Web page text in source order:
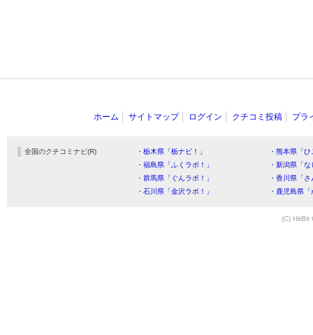
ホーム サイトマップ ログイン クチコミ投稿 プラ
全国のクチコミナビ(R) ・栃木県「栃ナビ！」
・熊本県「
・福島県「ふくラボ！」
・新潟県「
・群馬県「ぐんラボ！」
・香川県「
・石川県「金沢ラボ！」
・鹿児島県
(C) HitBit